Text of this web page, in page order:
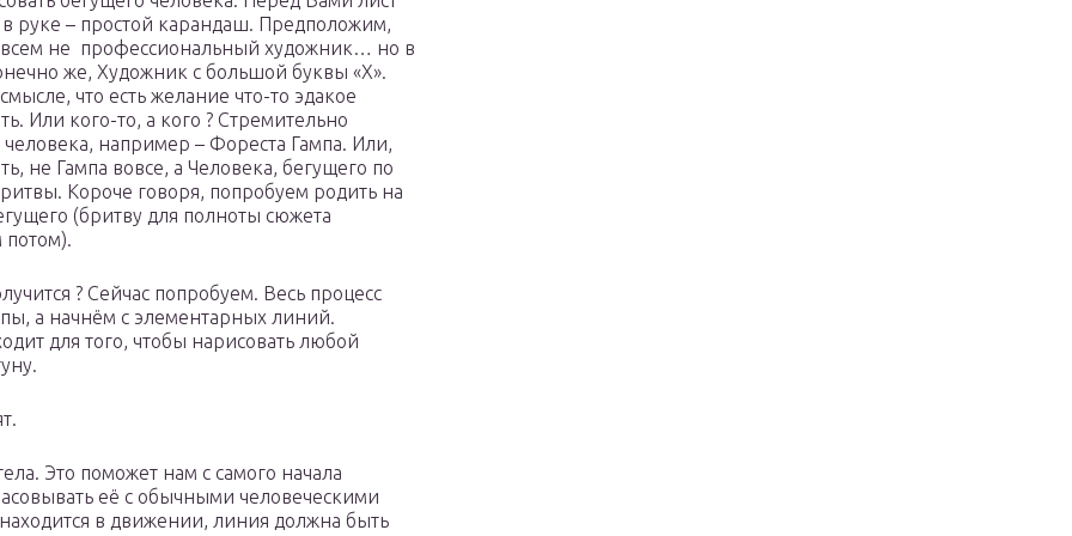
в руке – простой карандаш. Предположим,
не профессиональный художник… но в
же, Художник с большой буквы «Х».
что есть желание что-то эдакое
Или кого-то, а кого ? Стремительно
человека, например – Фореста Гампа. Или,
не Гампа вовсе, а Человека, бегущего по
Короче говоря, попробуем родить на
(бритву для полноты сюжета
потом).
? Сейчас попробуем. Весь процесс
а начнём с элементарных линий.
для того, чтобы нарисовать любой
Это поможет нам с самого начала
её с обычными человеческими
в движении, линия должна быть